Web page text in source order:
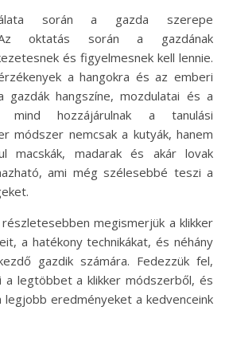
során a gazda szerepe
Az oktatás során a gazdának
és figyelmesnek kell lennie.
a hangokra és az emberi
hangszíne, mozdulatai és a
mind hozzájárulnak a tanulási
módszer nemcsak a kutyák, hanem
macskák, madarak és akár lovak
ami még szélesebbé teszi a
megismerjük a klikker
a hatékony technikákat, és néhány
gazdik számára. Fedezzük fel,
a legtöbbet a klikker módszerből, és
legjobb eredményeket a kedvenceink